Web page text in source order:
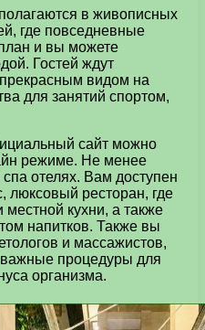
в живописных
где повседневные
и вы можете
Гостей ждут
видом на
для занятий спортом,
сайт можно
режиме. Не менее
отелях. Вам доступен
люксовый ресторан, где
кухни, а также
напитков. Также вы
и массажистов,
процедуры для
организма.